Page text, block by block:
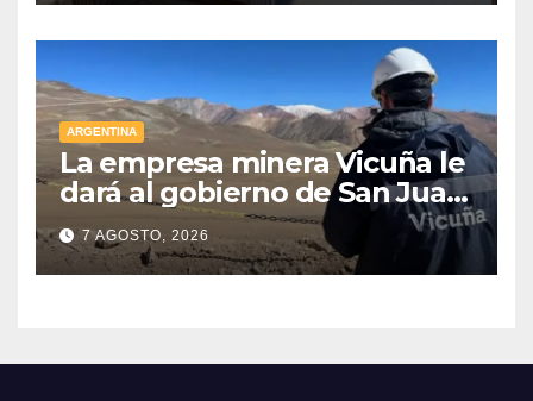
ARGENTINA
La empresa minera Vicuña le
dará al gobierno de San Juan
U$D 250 millones cómo un
aporte extraordinario y no
reembolsable
7 AGOSTO, 2026